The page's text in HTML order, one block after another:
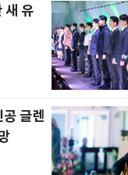
새 유
글렌